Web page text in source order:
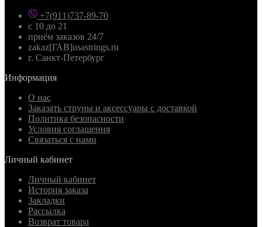
+7(911)737-89-70
с 10 до 21
приём заказов 24/7
zakaz[ГАВ]usastrings.ru
г. Санкт-Петербург
Информация
О нас
Заказать струны и аксессуары с доставкой
Политика безопасности
Условия соглашения
Связаться с нами
Личный кабинет
Личный кабинет
История заказа
Закладки
Рассылка
Возврат товара